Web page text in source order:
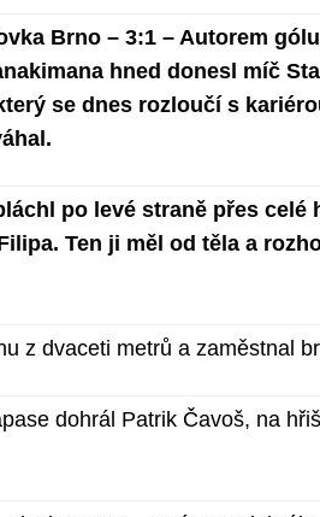
Brno – 3:1 – Autorem
hned donesl míč
se dnes rozloučí s
po levé straně přes celé
Ten ji měl od těla a
z dvaceti metrů a zaměstnal
dohrál Patrik Čavoš, na